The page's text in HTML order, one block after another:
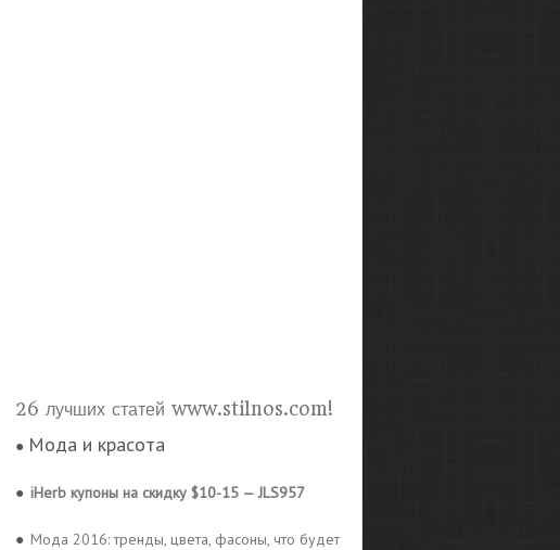
26 лучших статей www.stilnos.com!
● Мода и красота
● iHerb купоны на скидку $10-15 — JLS957
● Мода 2016: тренды, цвета, фасоны, что будет